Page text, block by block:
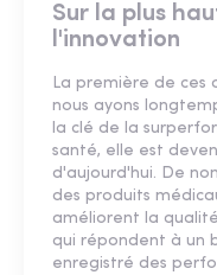
Sur la plus
l'innovation
La première de ces
nous ayons
la clé de la
santé, elle est
d'aujourd'hui. De
des produits
améliorent la
qui répondent à un
enregistré des